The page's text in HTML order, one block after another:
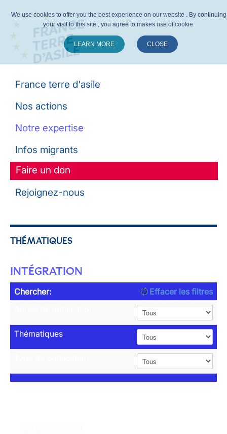
France terre d'asile
Nos actions
Notre expertise
Infos migrants
Faire un don
Rejoignez-nous
THÉMATIQUES
INTÉGRATION
Chercher:
Effacer les filtres
Thématiques
We use cookies to offer you the best experience on our website . By continuing
your visit to this site , you agree to makes use of cookie.
LEARN MORE CLOSE